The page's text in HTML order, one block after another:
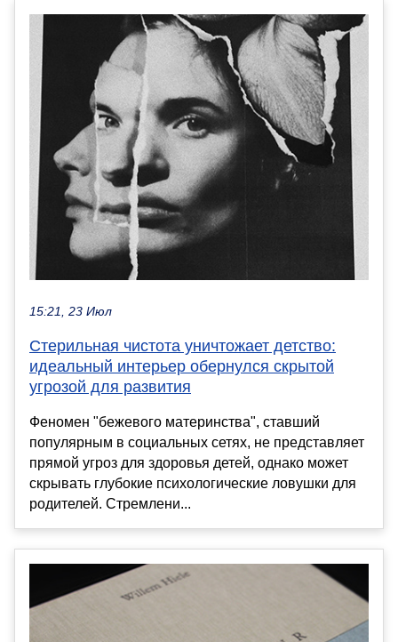
15:21, 23 Июл
Стерильная чистота уничтожает детство:
идеальный интерьер обернулся скрытой
угрозой для развития
Феномен "бежевого материнства", ставший
популярным в социальных сетях, не представляет
прямой угроз для здоровья детей, однако может
скрывать глубокие психологические ловушки для
родителей. Стремлени...